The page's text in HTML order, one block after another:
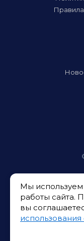
Мы
работы сайта.
вы
использования